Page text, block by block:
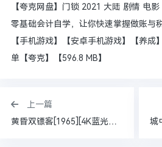
【夸克网盘】门锁 2021 大陆 剧情 电影
零基础会计自学，让你快速掌握做账与
【手机游戏】【安卓手机游戏】【养成
单【夸克】【596.8 MB】
上一篇
黄昏双镖客[1965][4K蓝光原盘REMUX][中文字幕] 内封字幕81.2G